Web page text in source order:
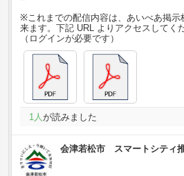
※これまでの配信内容は、あいべあ掲示
来ます。下記 URL よりアクセスしてく
（ログインが必要です）
1人が読みました
会津若松市 スマートシティ